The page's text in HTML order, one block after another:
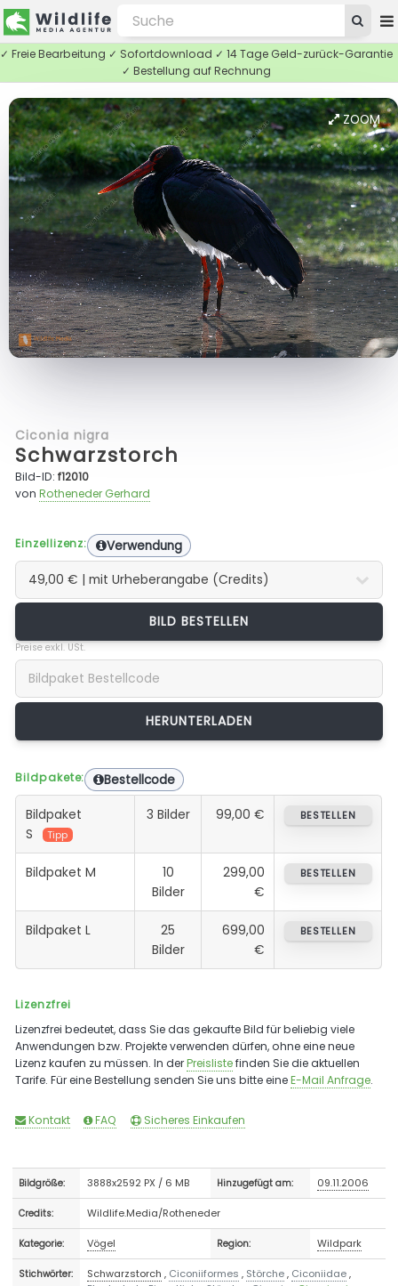
✓ Freie Bearbeitung ✓ Sofortdownload ✓ 14 Tage Geld-zurück-Garantie
✓ Bestellung auf Rechnung
ZOOM
Ciconia nigra
Schwarzstorch
Bild-ID:f12010
vonRotheneder Gerhard
Einzellizenz: Verwendung
BILD BESTELLEN
Preise exkl. USt.
Bildpakete: Bestellcode
Bildpaket
S
Tipp
3 Bilder 99,00 € BESTELLEN
Bildpaket M
10
Bilder
299,00
€
BESTELLEN
Bildpaket L
25
Bilder
699,00
€
BESTELLEN
Lizenzfrei
Lizenzfrei bedeutet, dass Sie das gekaufte Bild für beliebig viele
Anwendungen bzw. Projekte verwenden dürfen, ohne eine neue
Lizenz kaufen zu müssen. In derPreislistefinden Sie die aktuellen
Tarife. Für eine Bestellung senden Sie uns bitte eineE-Mail Anfrage.
Kontakt FAQ Sicheres Einkaufen
Bildgröße: 3888x2592 PX / 6 MB Hinzugefügt am: 09.11.2006
Credits: Wildlife.Media/Rotheneder
Kategorie: Vögel Region: Wildpark
Stichwörter: Schwarzstorch , Ciconiiformes , Störche, Ciconiidae,